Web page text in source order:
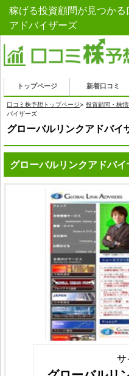
稼げる投資顧問が見つか
アドバイザーズ
トップページ 新着口コミ
口コミ株予想トップページ> 投資顧問・株
バイザーズ
グローバルリンクアドバイ
グローバルリンクアドバ
サ